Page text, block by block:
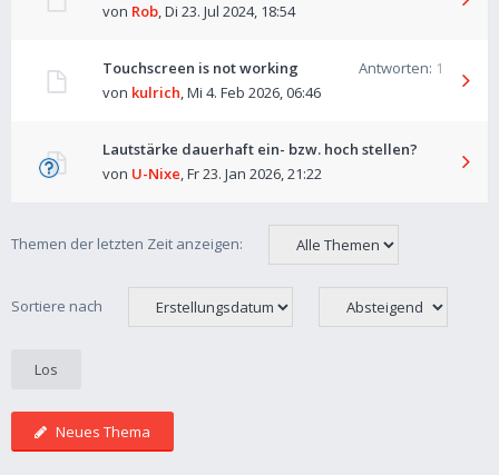
von Rob,Di 23. Jul 2024, 18:54
Touchscreen is not working Antworten: 1
von kulrich,Mi 4. Feb 2026, 06:46
Lautstärke dauerhaft ein- bzw. hoch stellen?
von U-Nixe,Fr 23. Jan 2026, 21:22
Themen der letzten Zeit anzeigen:
Sortiere nach
Neues Thema